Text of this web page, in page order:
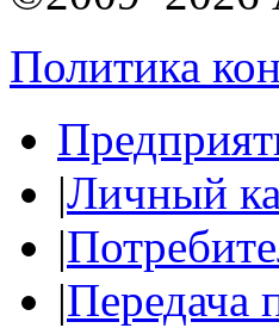
Политика
|Личный
|
|Передача